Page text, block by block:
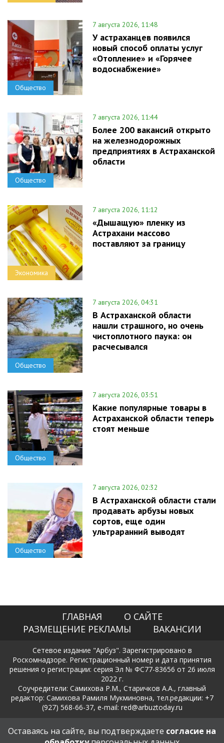
Общество
7 августа 2026, 11:48
У астраханцев появился
новый способ оплаты услуг
«Отопление» и «Горячее
водоснабжение»
Общество
7 августа 2026, 11:44
Более 200 вакансий открыто
на железнодорожных
предприятиях в Астраханской
области
Экономика
7 августа 2026, 11:12
«Дышащую» пленку из
Астрахани массово
поставляют за границу
Общество
7 августа 2026, 04:31
В Астраханской области
нашли страшного, но очень
чистоплотного паука: он
расчесывался
Общество
7 августа 2026, 03:51
Какие популярные товары в
Астраханской области теперь
стоят меньше
Общество
7 августа 2026, 02:32
В Астраханской области стали
продавать арбузы новых
сортов, еще один
ультраранний выводят
ГЛАВНАЯ
О САЙТЕ
РАЗМЕЩЕНИЕ РЕКЛАМЫ
ВАКАНСИИ
Сетевое издание "Арбуз". Зарегистрировано в
Роскомнадзоре. Регистрационный номер и дата принятия
решения о регистрации: серия Эл № ФС77-83656 от 26 июля
2022 г.
Соучредители: Самихова Р.М., Старичков А.А., главный
редактор: Самихова Рамиля Мукминовна, тел.редакции: +7
(927) 568-66-37, e-mail: red@arbuztoday.ru
Политика в отношении обработки и защиты персональных
данных
Оставаясь на сайте, вы подтверждаете согласие на